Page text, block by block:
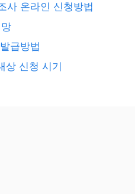
사 온라인 신청방법
급방법
상 신청 시기